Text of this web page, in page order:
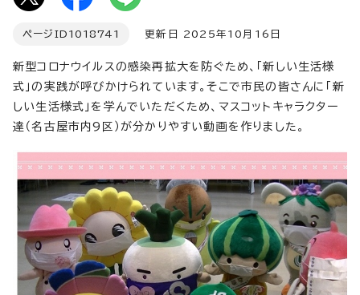
ページID 1018741 更新日 2025年10月16日
新型コロナウイルスの感染再拡大を防ぐため、「新しい生活様
式」の実践が呼びかけられています。そこで市民の皆さんに「新
しい生活様式」を学んでいただくため、マスコットキャラクター
達（名古屋市内9区）が分かりやすい動画を作りました。